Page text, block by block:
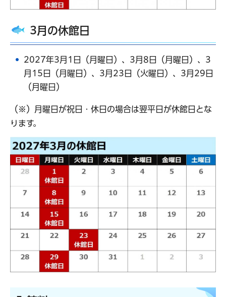
3月の休館日
2027年3月1日（月曜日）、3月8日（月曜日）、3
月15日（月曜日）、3月23日（火曜日）、3月29日
（月曜日）
（※）月曜日が祝日・休日の場合は翌平日が休館日とな
ります。